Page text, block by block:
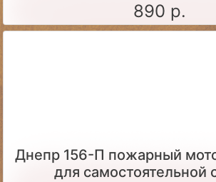
890 р.
Днепр 156-П пожарный
для самостоятельной